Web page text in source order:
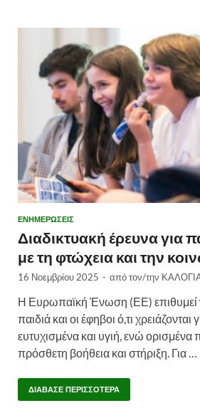
ΕΝΗΜΕΡΩΣΕΙΣ
Διαδικτυακή έρευνα για
με τη φτώχεια και την
16 Νοεμβρίου 2025 - από τον/την
Η Ευρωπαϊκή Ένωση (ΕΕ) επιθυμεί
παιδιά και οι έφηβοι ό,τι
ευτυχισμένα και υγιή, ενώ ορισμένα
πρόσθετη βοήθεια και στήριξη. Για …
ΔΙΆΒΑΣΕ ΠΕΡΙΣΣΌΤΕΡΑ